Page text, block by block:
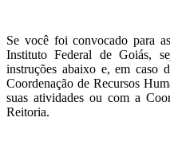
Se você foi convocado para
Instituto Federal de Goiás,
instruções abaixo e, em caso
Coordenação de Recursos
suas atividades ou com a
Reitoria.